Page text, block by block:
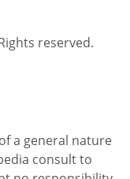
reserved.
a general nature
consult to